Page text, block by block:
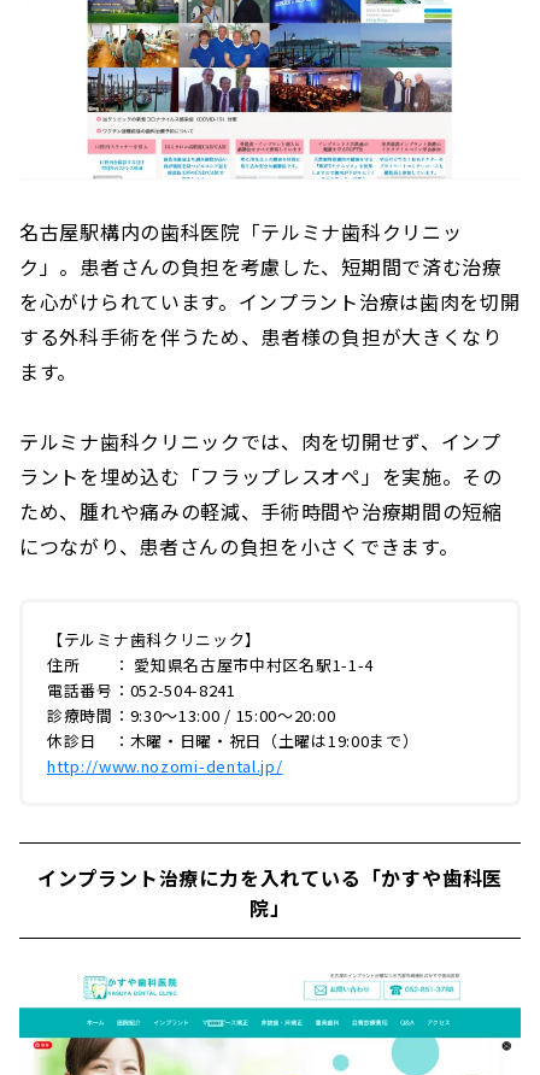
名古屋駅構内の歯科医院「テルミナ歯科クリニッ
ク」。患者さんの負担を考慮した、短期間で済む治療
を心がけられています。インプラント治療は歯肉を切開
する外科手術を伴うため、患者様の負担が大きくなり
ます。
テルミナ歯科クリニックでは、肉を切開せず、インプ
ラントを埋め込む「フラップレスオペ」を実施。その
ため、腫れや痛みの軽減、手術時間や治療期間の短縮
につながり、患者さんの負担を小さくできます。
【テルミナ歯科クリニック】
住所 ： 愛知県名古屋市中村区名駅1-1-4
電話番号：052-504-8241
診療時間：9:30～13:00 / 15:00～20:00
休診日 ：木曜・日曜・祝日（土曜は19:00まで）
http://www.nozomi-dental.jp/
インプラント治療に力を入れている「かすや歯科医
院」